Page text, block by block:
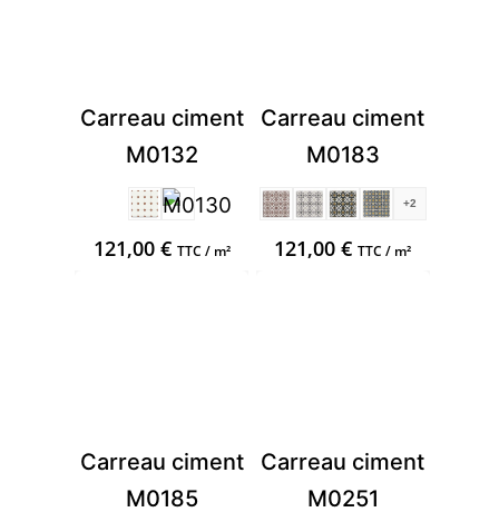
Carreau ciment
M0132
121,00 € TTC / m²
Carreau ciment
M0183
+2
121,00€ TTC / m²
Carreau ciment
M0185
Carreau ciment
M0251